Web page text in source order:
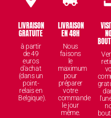
LIVRAISON
GRATUITE
à partir
de 49
euros
d'achat
(dans un
point-
relais en
Belgique).
LIVRAISON
EN 48H
Nous
faisons
le
maximum
pour
préparer
votre
commande
le jour
même.